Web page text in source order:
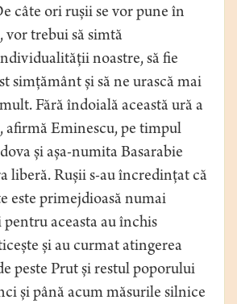
câte ori rușii se vor pune în
vor trebui să simtă
noastre, să fie
simțământ și să ne urască mai
Fără îndoială această ură a
afirmă Eminescu, pe timpul
și așa-numita Basarabie
liberă. Rușii s-au încredințat că
este primejdioasă numai
aceasta au închis
și au curmat atingerea
peste Prut și restul poporului
și până acum măsurile silnice